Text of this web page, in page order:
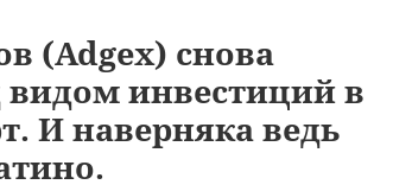
(Adgex) снова
видом инвестиций в
И наверняка ведь